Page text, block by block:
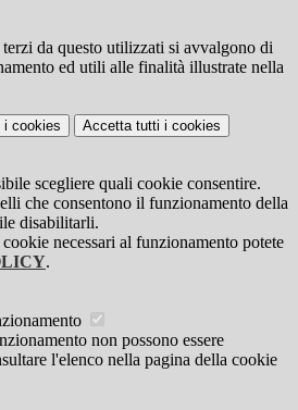
da questo utilizzati si avvalgono di
ed utili alle finalità illustrate nella
i cookies Accetta tutti i cookies
scegliere quali cookie consentire.
che consentono il funzionamento della
disabilitarli.
necessari al funzionamento potete
.
non possono essere
l'elenco nella pagina della cookie